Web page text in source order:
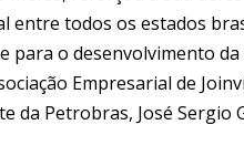
todos os estados
para o desenvolvimento
Empresarial de
da Petrobras, José Sergio